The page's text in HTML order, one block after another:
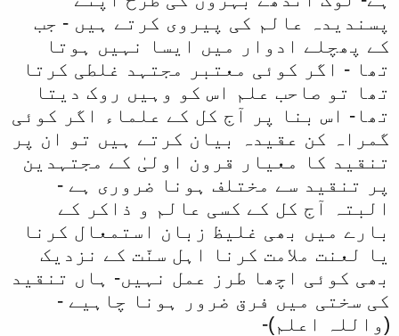
پسندیدہ عالم کی پیروی کرتے ہیں - جب
کے پھچلے ادوار میں ایسا نہیں ہوتا
تھا - اگر کوئی معتبر مجتہد غلطی کرتا
تھا تو صاحب علم اس کو وہیں روک دیتا
تھا- اس بنا پر آج کل کے علماء اگر کوئی
گمراہ کن عقیدہ بیان کرتے ہیں تو ان پر
تنقید کا معیار قرون اولیٰ کے مجتہدین
پر تنقید سے مختلف ہونا ضروری ہے -
البتہ آج کل کے کسی عالم و ذاکر کے
بارے میں بھی غلیظ زبان استمعال کرنا
یا لعنت ملامت کرنا اہل سنّت کے نزدیک
بھی کوئی اچھا طرز عمل نہیں- ہاں تنقید
کی سختی میں فرق ضرور ہونا چاہیے -
(واللہ اعلم)-